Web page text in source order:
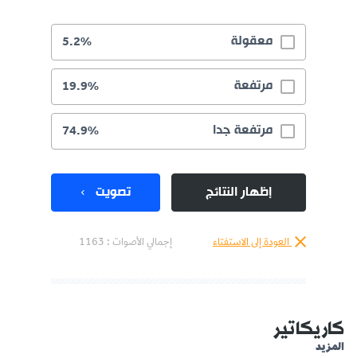
معقولة 5.2%
مرتفعة 19.9%
مرتفعة جدا 74.9%
إظهار النتائج تصويت
العودة إلى الاستفتاء إجمالي الأصوات : 1163
كاريكاتير
المزيد